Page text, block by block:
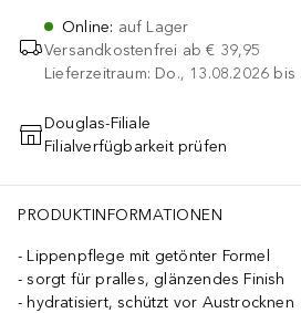
Online: auf Lager
Versandkostenfrei ab € 39,95
Lieferzeitraum: Do., 13.08.2026 bis
IN DEN
Douglas-Filiale
Filialverfügbarkeit prüfen
PRODUKTINFORMATIONEN
Lippenpflege mit getönter Formel
sorgt für pralles, glänzendes Finish
hydratisiert, schützt vor Austrocknen